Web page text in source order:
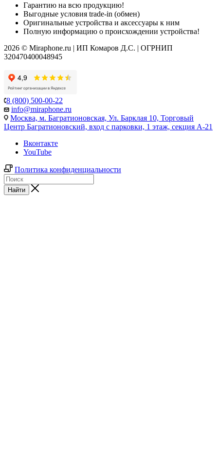
Гарантию на всю продукцию!
Выгодные условия trade-in (обмен)
Оригинальные устройства и аксессуары к ним
Полную информацию о происхождении устройства!
2026 © Miraphone.ru | ИП Комаров Д.С. | ОГРНИП
320470400048945
8 (800) 500-00-22
info@miraphone.ru
Москва, м. Багратионовская, Ул. Барклая 10, Торговый
Центр Багратионовский, вход с парковки, 1 этаж, секция А-21
Вконтакте
YouTube
Политика конфиденциальности
Найти